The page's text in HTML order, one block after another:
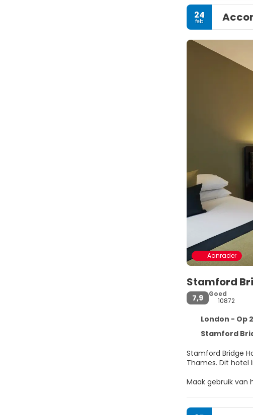
24
feb
Aanrader
Stamford
7,9
Goed
10872
London - Op
Stamford Bridge
Stamford Bridge
Thames.
Maak gebruik van
Doe of je thuis